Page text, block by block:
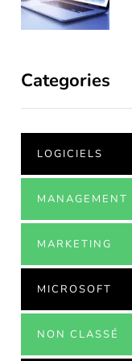
Categories
LOGICIELS
MANAGEMENT
MARKETING
MICROSOFT
NON CLASSÉ